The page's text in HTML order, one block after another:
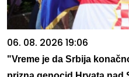
06. 08. 2026 19:06
"Vreme je da Srbija